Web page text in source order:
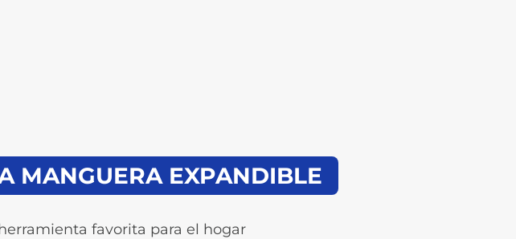
MANGUERA EXPANDIBLE
favorita para el hogar